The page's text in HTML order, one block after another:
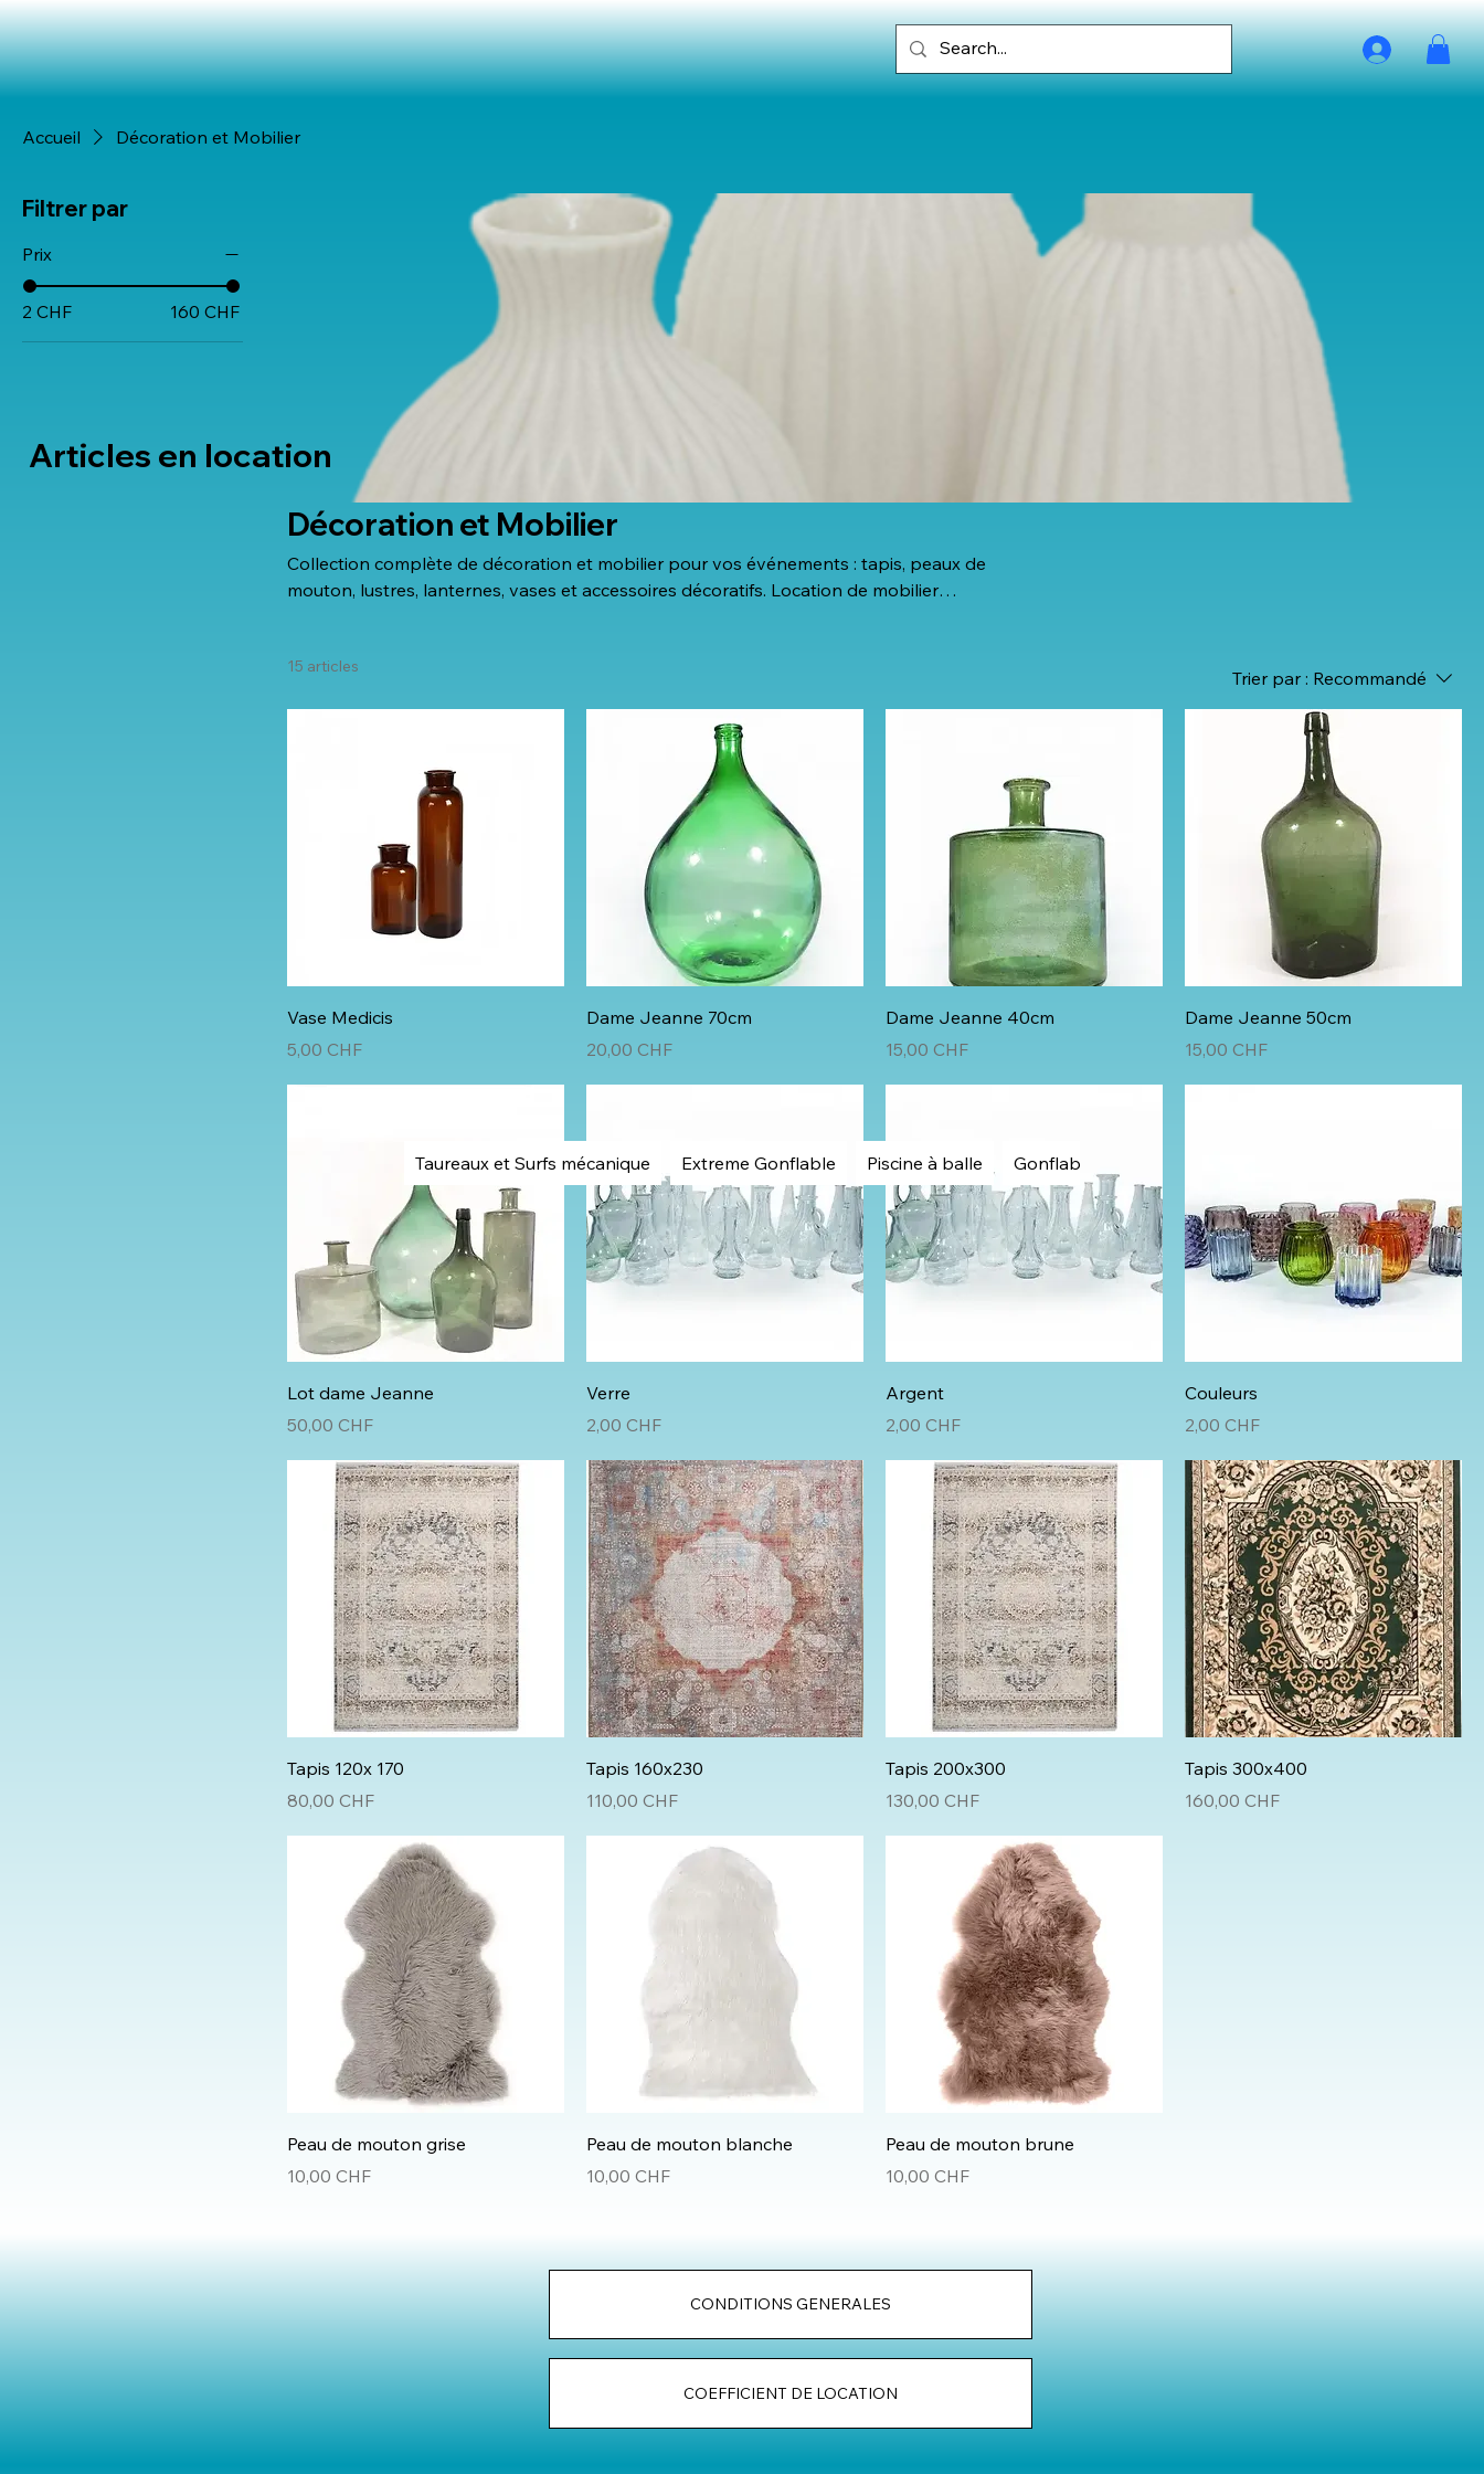
Accueil Décoration et Mobilier
Filtrer par
Prix
2 CHF 160 CHF
Décoration et Mobilier
Collection complète de décoration et mobilier pour vos événements : tapis, peaux de
mouton, lustres, lanternes, vases et accessoires décoratifs. Location de mobilier
15 articles
Trier par : Recommandé
Vase Medicis
Prix
5,00 CHF
Dame Jeanne 70cm
Prix
20,00 CHF
Dame Jeanne 40cm
Prix
15,00 CHF
Dame Jeanne 50cm
Prix
15,00 CHF
Lot dame Jeanne
Prix
50,00 CHF
Verre
Prix
2,00 CHF
Argent
Prix
2,00 CHF
Couleurs
Prix
2,00 CHF
Tapis 120x 170
Prix
80,00 CHF
Tapis 160x230
Prix
110,00 CHF
Tapis 200x300
Prix
130,00 CHF
Tapis 300x400
Prix
160,00 CHF
Peau de mouton grise
Prix
10,00 CHF
Peau de mouton blanche
Prix
10,00 CHF
Peau de mouton brune
Prix
10,00 CHF
Articles en location
Taureaux et Surfs mécanique Extreme Gonflable Piscine à balle Gonflable Noël et Hiver
CONDITIONS GENERALES
COEFFICIENT DE LOCATION